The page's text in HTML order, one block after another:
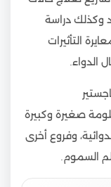
وكذلك دراسة
التأثيرات
الدواء.
صغيرة وكبيرة
وفروع أخرى
السموم.